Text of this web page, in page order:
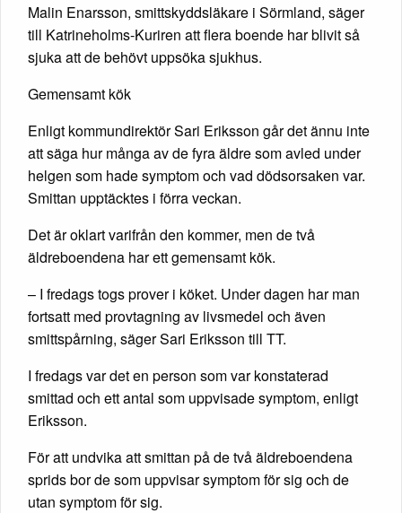
Malin Enarsson, smittskyddsläkare i Sörmland, säger
till Katrineholms-Kuriren att flera boende har blivit så
sjuka att de behövt uppsöka sjukhus.
Gemensamt kök
Enligt kommundirektör Sari Eriksson går det ännu inte
att säga hur många av de fyra äldre som avled under
helgen som hade symptom och vad dödsorsaken var.
Smittan upptäcktes i förra veckan.
Det är oklart varifrån den kommer, men de två
äldreboendena har ett gemensamt kök.
– I fredags togs prover i köket. Under dagen har man
fortsatt med provtagning av livsmedel och även
smittspårning, säger Sari Eriksson till TT.
I fredags var det en person som var konstaterad
smittad och ett antal som uppvisade symptom, enligt
Eriksson.
För att undvika att smittan på de två äldreboendena
sprids bor de som uppvisar symptom för sig och de
utan symptom för sig.